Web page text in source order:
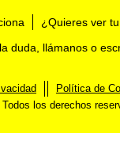
¿Quieres ver
duda, llámanos o
Política de
los derechos